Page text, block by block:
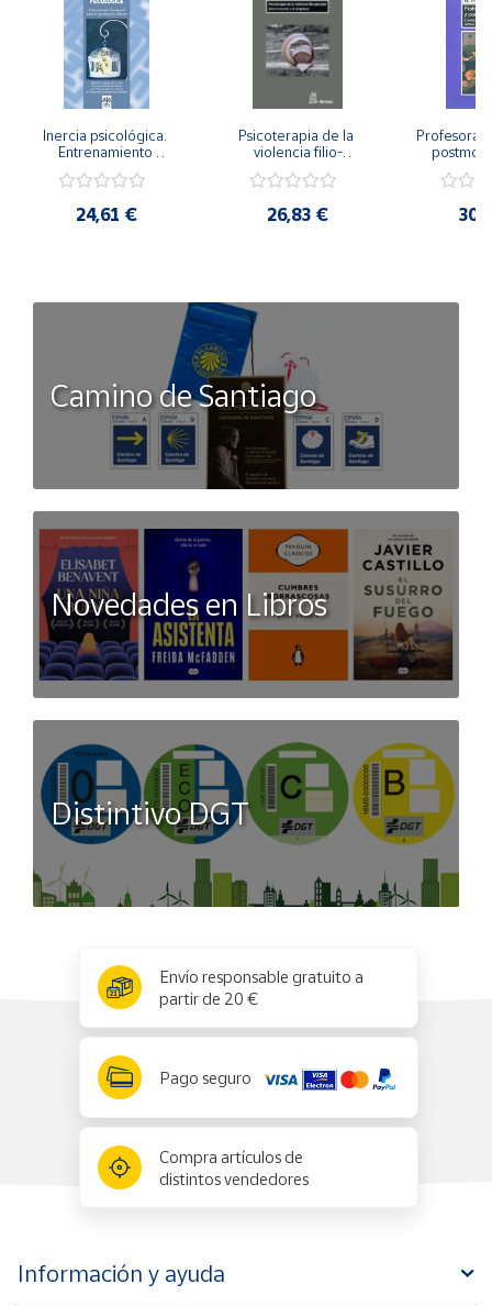
Inercia psicológica.
Entrenamiento
Igualdad de Género.
24,61 €
Psicoterapia de la
violencia filio-
secreto y la
26,83 €
Camino de Santiago
Novedades en Libros
Distintivo DGT
Envío responsable gratuito a
partir de 20 €
Pago seguro
Compra artículos de
distintos vendedores
Información y ayuda